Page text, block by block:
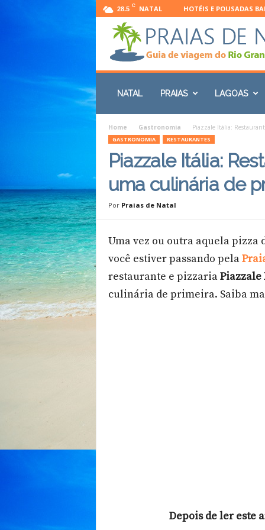
28.5 C NATAL HOTÉIS E POUSADAS
r
a
i
N
a
t
a
l
:
G
u
i
a
t
u
i
NATAL PRAIAS LAGOAS
Home Gastronomia Piazzale Itália:
GASTRONOMIA RESTAURANTES
Piazzale Itália:
uma culinária de
Por Praias de Natal
Uma vez ou outra aquela pizza
você estiver passando pela
restaurante e pizzaria
culinária de primeira. Saiba
Depois de ler este